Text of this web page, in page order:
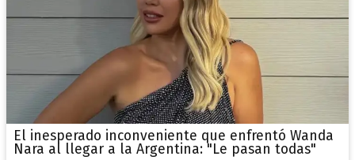
El inesperado inconveniente que enfrentó Wanda
Nara al llegar a la Argentina: "Le pasan todas"